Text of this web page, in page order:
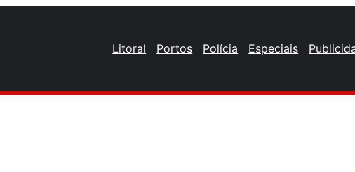
Litoral Portos Polícia Especiais